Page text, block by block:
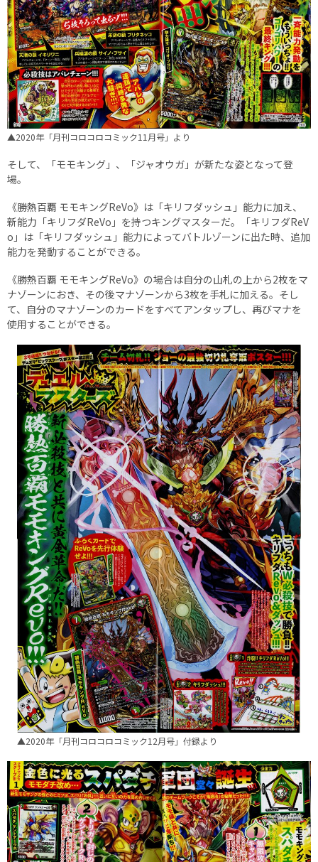
▲2020年「月刊コロコロコミック11月号」より
そして、「モモキング」、「ジャオウガ」が新たな姿となって登
場。
《勝熱百覇 モモキングReVo》は「キリフダッシュ」能力に加え、
新能力「キリフダReVo」を持つキングマスターだ。「キリフダReV
o」は「キリフダッシュ」能力によってバトルゾーンに出た時、追加
能力を発動することができる。
《勝熱百覇 モモキングReVo》の場合は自分の山札の上から2枚をマ
ナゾーンにおき、その後マナゾーンから3枚を手札に加える。そし
て、自分のマナゾーンのカードをすべてアンタップし、再びマナを
使用することができる。
▲2020年「月刊コロコロコミック12月号」付録より